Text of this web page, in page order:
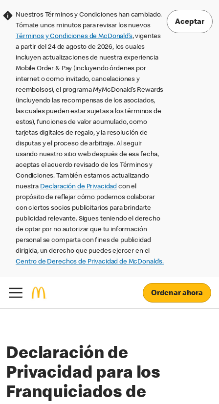
Nuestros Términos y Condiciones han cambiado.
Tómate unos minutos para revisar los nuevos
Términos y Condiciones de McDonald’s, vigentes
a partir del 24 de agosto de 2026, los cuales
incluyen actualizaciones de nuestra experiencia
Mobile Order & Pay (incluyendo órdenes por
internet o como invitado, cancelaciones y
reembolsos), el programa MyMcDonald’s Rewards
(incluyendo las recompensas de los asociados,
las cuales pueden estar sujetas a los términos de
estos), funciones de valor acumulado, como
tarjetas digitales de regalo, y la resolución de
disputas y el proceso de arbitraje. Al seguir
usando nuestro sitio web después de esa fecha,
aceptas el acuerdo revisado de los Términos y
Condiciones. También estamos actualizando
nuestra Declaración de Privacidad con el
propósito de reflejar cómo podemos colaborar
con ciertos socios publicitarios para brindarte
publicidad relevante. Sigues teniendo el derecho
de optar por no autorizar que tu información
personal se comparta con fines de publicidad
dirigida, un derecho que puedes ejercer en el
Centro de Derechos de Privacidad de McDonald’s.
Aceptar
Ordenar ahora
Declaración de
Privacidad para los
Franquiciados de